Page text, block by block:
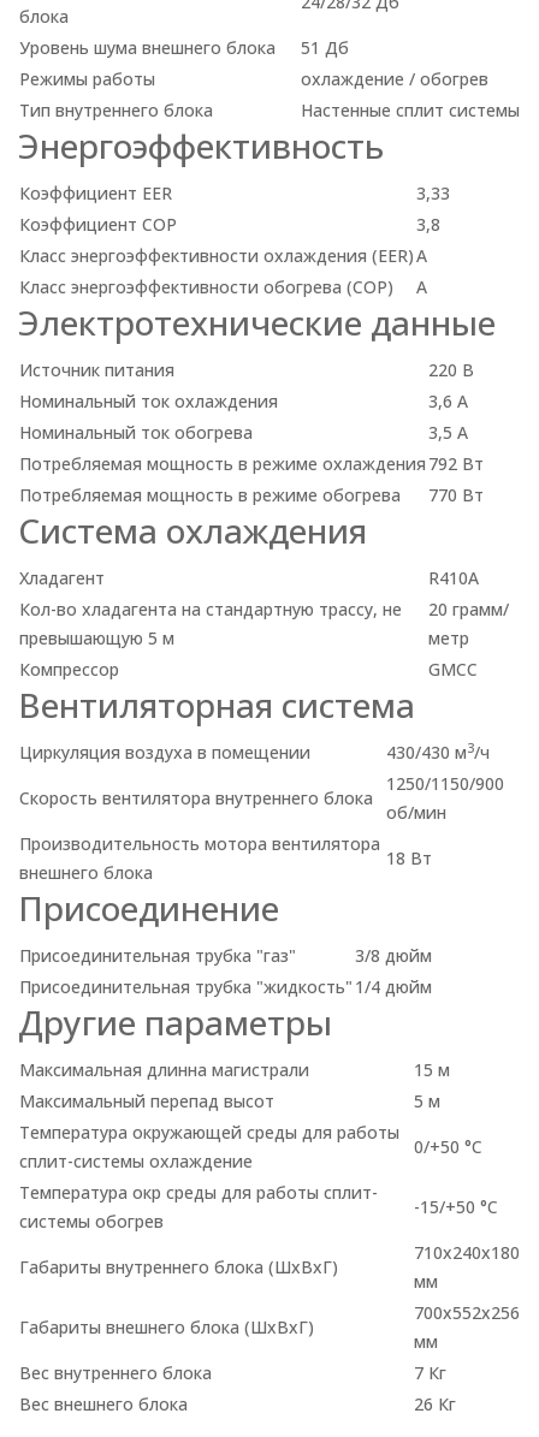
блока
Уровень шума внешнего блока
51 Дб
Режимы работы
охлаждение / обогрев
Тип внутреннего блока
Настенные сплит системы
Энергоэффективность
Коэффициент EER
3,33
Коэффициент СОР
3,8
Класс энергоэффективности охлаждения (EER)A
Класс энергоэффективности обогрева (COP)
A
Электротехнические данные
Источник питания
220 В
Номинальный ток охлаждения
3,6 А
Номинальный ток обогрева
3,5 А
Потребляемая мощность в режиме охлаждения 792 Вт
Потребляемая мощность в режиме обогрева
770 Вт
Система охлаждения
Хладагент
R410A
Кол-во хладагента на стандартную трассу, не
превышающую 5 м
20 грамм/
метр
Компрессор
GMCC
Вентиляторная система
Циркуляция воздуха в помещении 430/430 м3/ч
Скорость вентилятора внутреннего блока
1250/1150/900
об/мин
Производительность мотора вентилятора
внешнего блока
18 Вт
Присоединение
Присоединительная трубка "газ"
3/8 дюйм
Присоединительная трубка "жидкость" 1/4 дюйм
Другие параметры
Максимальная длинна магистрали
15 м
Максимальный перепад высот
5 м
Температура окружающей среды для работы
сплит-системы охлаждение
0/+50 °C
Температура окр среды для работы сплит-
системы обогрев
-15/+50 °C
Габариты внутреннего блока (ШхВхГ)
710x240x180
мм
Габариты внешнего блока (ШхВхГ)
700x552x256
мм
Вес внутреннего блока
7 Кг
Вес внешнего блока
26 Кг